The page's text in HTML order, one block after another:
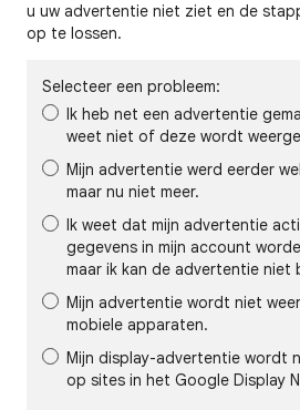
u uw advertentie niet ziet en de
op te lossen.
Selecteer een probleem:
Ik heb net een advertentie
weet niet of deze wordt
Mijn advertentie werd eerder
maar nu niet meer.
Ik weet dat mijn advertentie
gegevens in mijn account
maar ik kan de advertentie niet
Mijn advertentie wordt niet
mobiele apparaten.
Mijn display-advertentie wordt
op sites in het Google Display